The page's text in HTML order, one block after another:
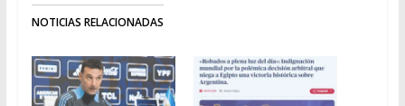
NOTICIAS RELACIONADAS